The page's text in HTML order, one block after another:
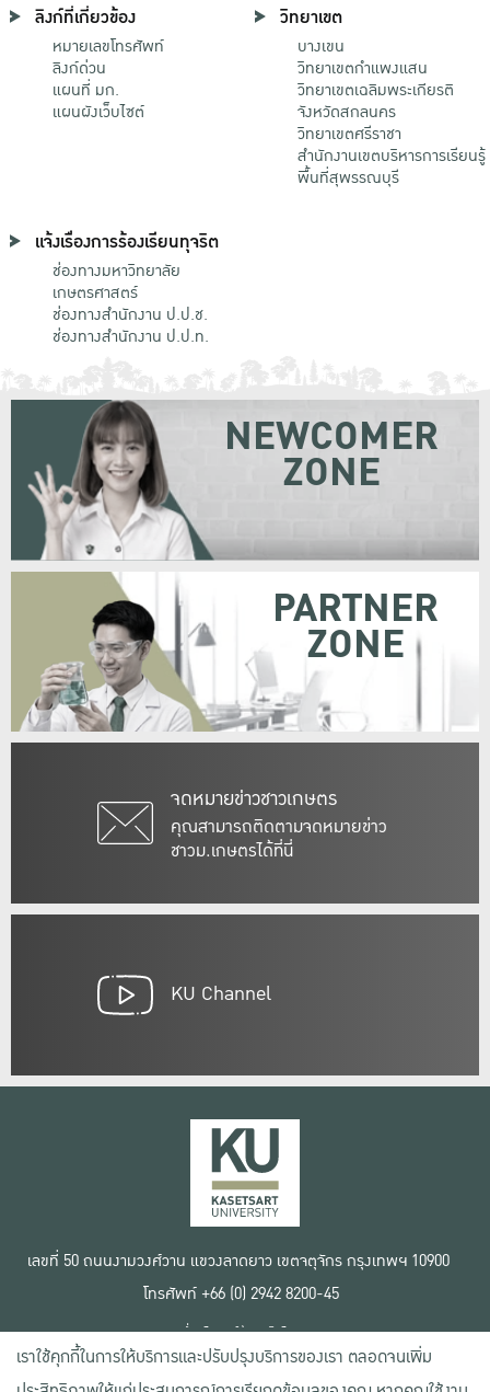
ลิงก์ที่เกี่ยวข้อง
หมายเลขโทรศัพท์
ลิงก์ด่วน
แผนที่ มก.
แผนผังเว็บไซต์
วิทยาเขต
บางเขน
วิทยาเขตกําแพงแสน
วิทยาเขตเฉลิมพระเกียรติ
จังหวัดสกลนคร
วิทยาเขตศรีราชา
สำนักงานเขตบริหารการเรียนรู้
พื้นที่สุพรรณบุรี
แจ้งเรื่องการร้องเรียนทุจริต
ช่องทางมหาวิทยาลัย
เกษตรศาสตร์
ช่องทางสำนักงาน ป.ป.ช.
ช่องทางสำนักงาน ป.ป.ท.
จดหมายข่าวชาวเกษตร
คุณสามารถติดตามจดหมายข่าว
ชาวม.เกษตรได้ที่นี่
NEWCOMER
ZONE
PARTNER
ZONE
KU Channel
เลขที่ 50 ถนนงามวงศ์วาน แขวงลาดยาว เขตจตุจักร กรุงเทพฯ 10900
โทรศัพท์ +66 (0) 2942 8200-45
เงื่อนไขการใช้งานเว็บไซต์
ข้อตกลงด้านสิทธิ์ใช้งาน
นโยบายความเป็นส่วนตัว
เราใช้คุกกี้ในการให้บริการและปรับปรุงบริการของเรา ตลอดจนเพิ่ม